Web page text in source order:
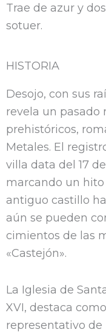
o
o
k
e
r
c
o
Trae de azur y
sotuer.
HISTORIA
Desojo, con sus
revela un pasado
prehistóricos,
Metales. El
villa data del 17
marcando un hito
antiguo castillo
aún se pueden
cimientos de las
«Castejón».
La Iglesia de
XVI, destaca
representativo de